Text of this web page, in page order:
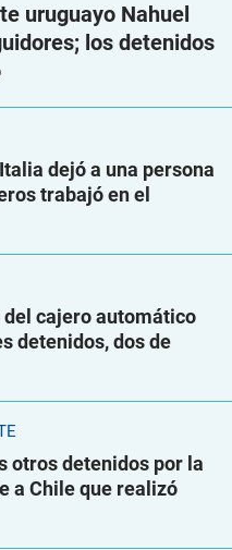
uruguayo Nahuel
los detenidos
dejó a una persona
trabajó en el
cajero automático
detenidos, dos de
otros detenidos por la
a Chile que realizó